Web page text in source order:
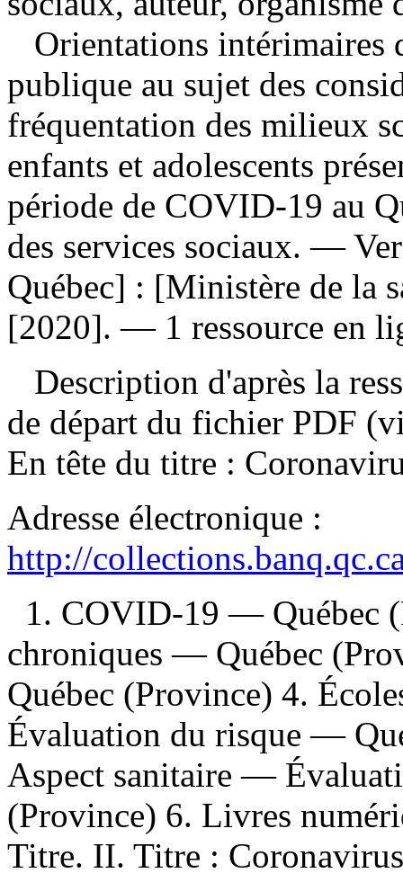
Orientations intérimaires
publique au sujet des
fréquentation des milieux
enfants et adolescents
période de COVID-19 au
des services sociaux. —
Québec] : [Ministère de la
[2020]. — 1 ressource en
Description d'après la
de départ du fichier PDF
En tête du titre :
Adresse électronique :
http://
1. COVID-19 — Québec
chroniques — Québec
Québec (Province) 4.
Évaluation du risque —
Aspect sanitaire —
(Province) 6. Livres
Titre. II. Titre :